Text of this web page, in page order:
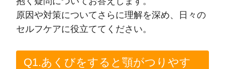
原因や対策についてさらに理解を深め、日々の
セルフケアに役立ててください。
Q1.あくびをすると顎がつりやす